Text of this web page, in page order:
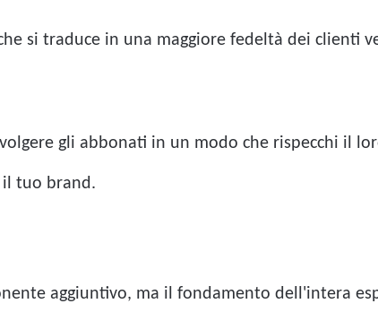
si traduce in una maggiore fedeltà dei clienti
gli abbonati in un modo che rispecchi il
tuo brand.
aggiuntivo, ma il fondamento dell'intera